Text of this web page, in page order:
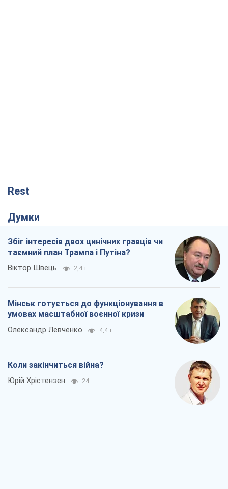
Rest
Думки
Збіг інтересів двох цинічних гравців чи
таємний план Трампа і Путіна?
Віктор Швець 2,4 т.
Мінськ готується до функціонування в
умовах масштабної воєнної кризи
Олександр Левченко 4,4 т.
Коли закінчиться війна?
Юрій Хрістензен 24